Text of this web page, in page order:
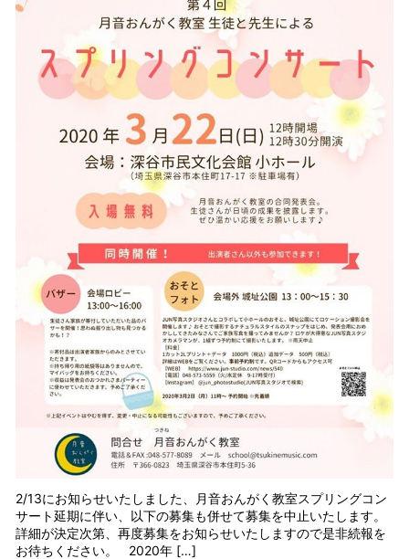
2/13にお知らせいたしました、月音おんがく教室スプリングコン
サート延期に伴い、以下の募集も併せて募集を中止いたします。
詳細が決定次第、再度募集をお知らせいたしますので是非続報を
お待ちください。 2020年 […]